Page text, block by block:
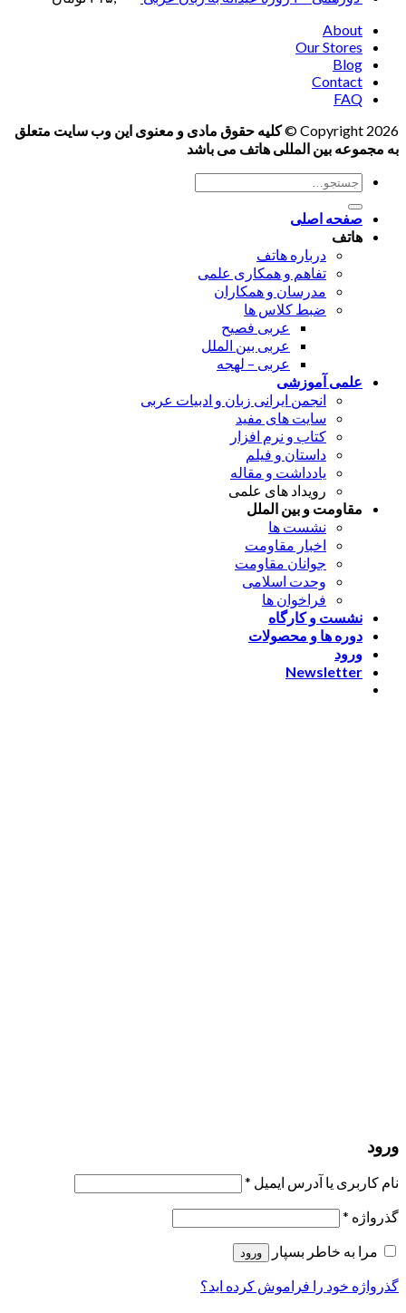
About
Our Stores
Blog
Contact
FAQ
Copyright 2026 ©
کلیه حقوق مادی و معنوی این وب سایت متعلق
به مجموعه بین المللی هاتف می باشد
جستجو
برای:
صفحه اصلی
هاتف
درباره هاتف
تفاهم و همکاری علمی
مدرسان و همکاران
ضبط کلاس ها
عربی فصیح
عربی بین الملل
عربی – لهجه
علمی آموزشی
انجمن ایرانی زبان و ادبیات عربی
سایت های مفید
کتاب و نرم افزار
داستان و فیلم
یادداشت و مقاله
رویداد های علمی
مقاومت و بین الملل
نشست ها
اخبار مقاومت
جوانان مقاومت
وحدت اسلامی
فراخوان ها
نشست و کارگاه
دوره ها و محصولات
ورود
Newsletter
ورود
نام کاربری یا آدرس ایمیل *
گذرواژه *
مرا به خاطر بسپار
ورود
گذرواژه خود را فراموش کرده اید؟